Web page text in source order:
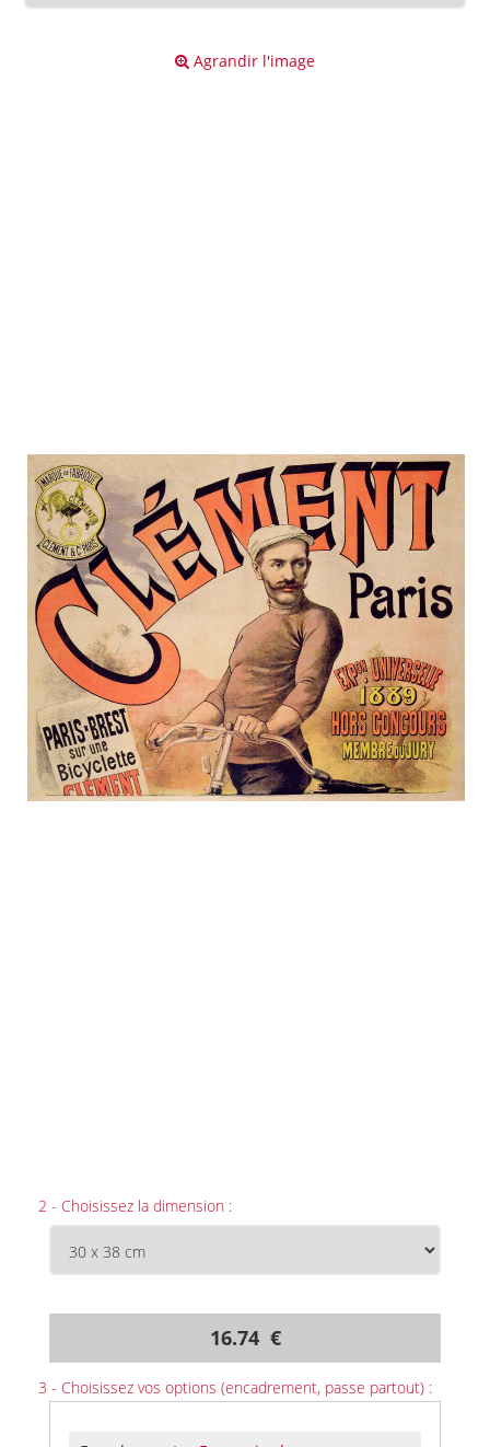
Agrandir l'image
2 - Choisissez la dimension :
16.74 €
3 - Choisissez vos options (encadrement, passe partout) :